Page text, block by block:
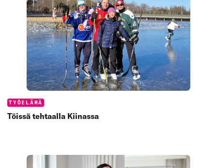
Categories:
TYÖELÄMÄ
Töissä tehtaalla Kiinassa